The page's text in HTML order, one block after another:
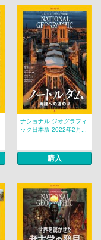
ナショナル ジオグラフィ
ック日本版 2022年2月...
購入